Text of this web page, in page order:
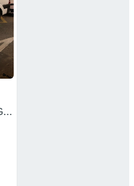
TRANSPORTE CON FURGONETA